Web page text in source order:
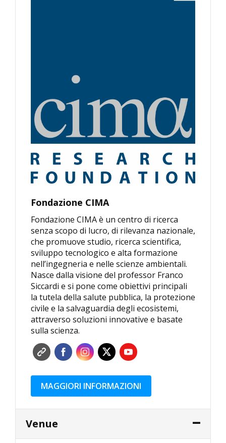
Fondazione CIMA
Fondazione CIMA è un centro di ricerca
senza scopo di lucro, di rilevanza nazionale,
che promuove studio, ricerca scientifica,
sviluppo tecnologico e alta formazione
nell’ingegneria e nelle scienze ambientali.
Nasce dalla visione del professor Franco
Siccardi e si pone come obiettivi principali
la tutela della salute pubblica, la protezione
civile e la salvaguardia degli ecosistemi,
attraverso soluzioni innovative e basate
sulla scienza.
MAGGIORI INFORMAZIONI
Venue